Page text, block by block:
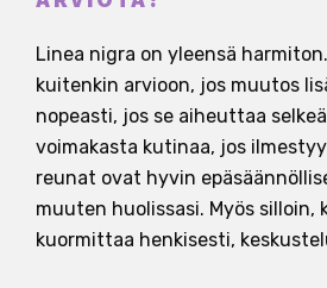
Linea nigra on yleensä
kuitenkin arvioon, jos muutos
nopeasti, jos se aiheuttaa
voimakasta kutinaa, jos
reunat ovat hyvin
muuten huolissasi. Myös silloin,
kuormittaa henkisesti,